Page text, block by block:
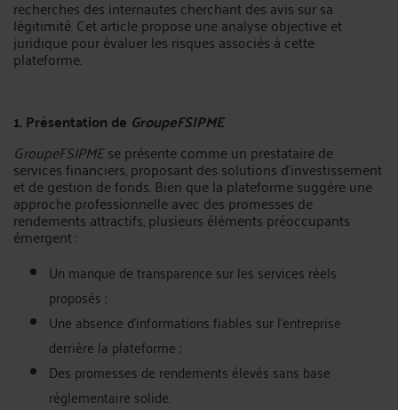
recherches des internautes cherchant des avis sur sa
légitimité. Cet article propose une analyse objective et
juridique pour évaluer les risques associés à cette
plateforme.
1. Présentation de GroupeFSIPME
GroupeFSIPMEse présente comme un prestataire de
services financiers, proposant des solutions d'investissement
et de gestion de fonds. Bien que la plateforme suggère une
approche professionnelle avec des promesses de
rendements attractifs, plusieurs éléments préoccupants
émergent :
Un manque de transparence sur les services réels
proposés ;
Une absence d'informations fiables sur l’entreprise
derrière la plateforme ;
Des promesses de rendements élevés sans base
réglementaire solide.